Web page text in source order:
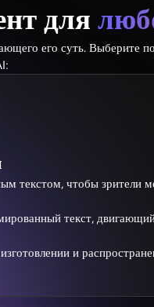
для
его суть. Выберите
текстом, чтобы зрители
текст,
и